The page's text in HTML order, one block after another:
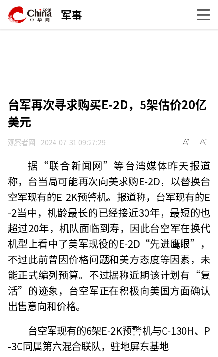
军事
台军再次寻求购买E-2D，5架估价20亿
美元
观察者网 2024-07-31 09:27:29
据“联合新闻网”等台湾媒体昨天报道
称，台当局可能再次向美求购E-2D，以替换台
空军现有的E-2K预警机。报道称，台军现有的E
-2当中，机龄最长的已经接近30年，最短的也
超过20年，机队面临到寿，因此台空军在换代
机型上看中了美军现役的E-2D“先进鹰眼”，
不过此前曾因价格问题和美方态度等因素，未
能正式编列预算。不过据称近期该计划有“复
活”的迹象，台空军正在积极向美国方面确认
出售意向和价格。
台空军现有的6架E-2K预警机与C-130H、P
-3C同属第六混合联队，驻地屏东基地